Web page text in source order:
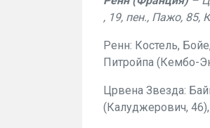
, 19, пен., Пажо, 85,
Ренн: Костель,
Питройпа (Кембо-
Црвена Звезда:
(Калуджерович,